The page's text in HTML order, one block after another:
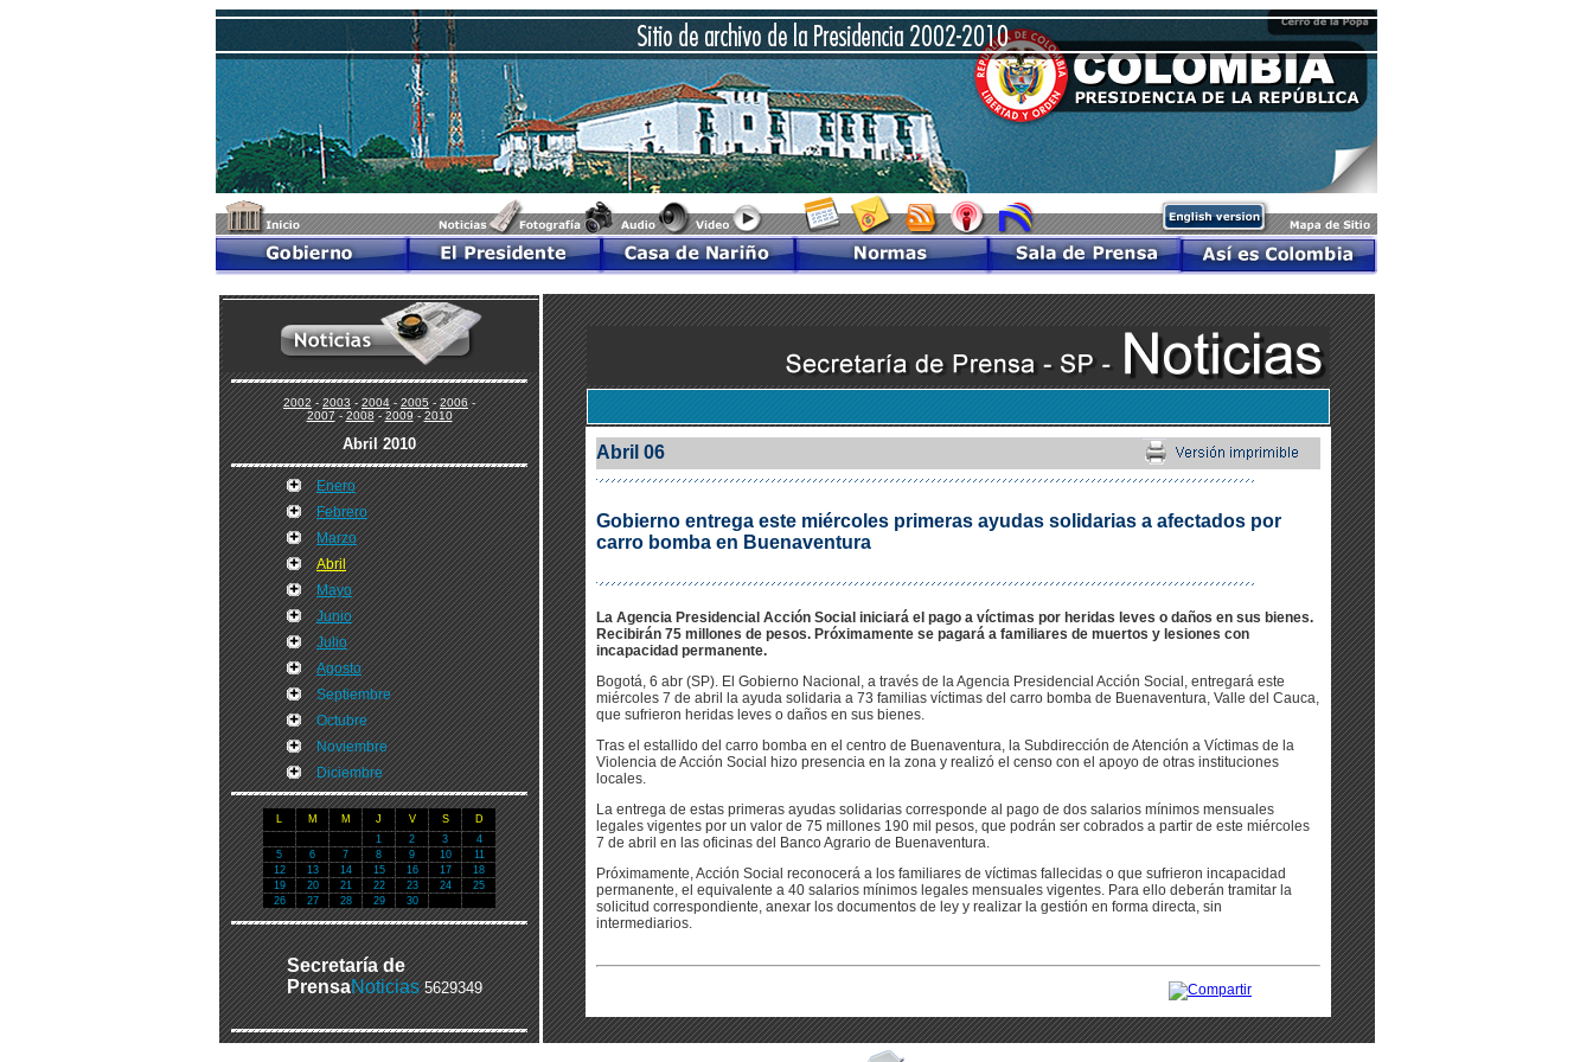
2002-2003-2004-2005-2006-
2007-2008-2009-2010
Abril 2010
Enero
Febrero
Marzo
Abril
Mayo
Junio
Julio
Agosto
Septiembre
Octubre
Noviembre
Diciembre
L M M J V S
D
1
2 3
4
5
6 7 8 9 10
11
12
13 14 15 16 17
18
19
20 21 22 23 24
25
26
27 28 29 30
Secretaría de
PrensaNoticias 5629349
Abril 06
Gobierno entrega este miércoles primeras ayudas solidarias a afectados por
carro bomba en Buenaventura
La Agencia Presidencial Acción Social iniciará el pago a víctimas por heridas leves o daños en sus bienes.
Recibirán 75 millones de pesos. Próximamente se pagará a familiares de muertos y lesiones con
incapacidad permanente.
Bogotá, 6 abr (SP). El Gobierno Nacional, a través de la Agencia Presidencial Acción Social, entregará este
miércoles 7 de abril la ayuda solidaria a 73 familias víctimas del carro bomba de Buenaventura, Valle del Cauca,
que sufrieron heridas leves o daños en sus bienes.
Tras el estallido del carro bomba en el centro de Buenaventura, la Subdirección de Atención a Víctimas de la
Violencia de Acción Social hizo presencia en la zona y realizó el censo con el apoyo de otras instituciones
locales.
La entrega de estas primeras ayudas solidarias corresponde al pago de dos salarios mínimos mensuales
legales vigentes por un valor de 75 millones 190 mil pesos, que podrán ser cobrados a partir de este miércoles
7 de abril en las oficinas del Banco Agrario de Buenaventura.
Próximamente, Acción Social reconocerá a los familiares de víctimas fallecidas o que sufrieron incapacidad
permanente, el equivalente a 40 salarios mínimos legales mensuales vigentes. Para ello deberán tramitar la
solicitud correspondiente, anexar los documentos de ley y realizar la gestión en forma directa, sin
intermediarios.